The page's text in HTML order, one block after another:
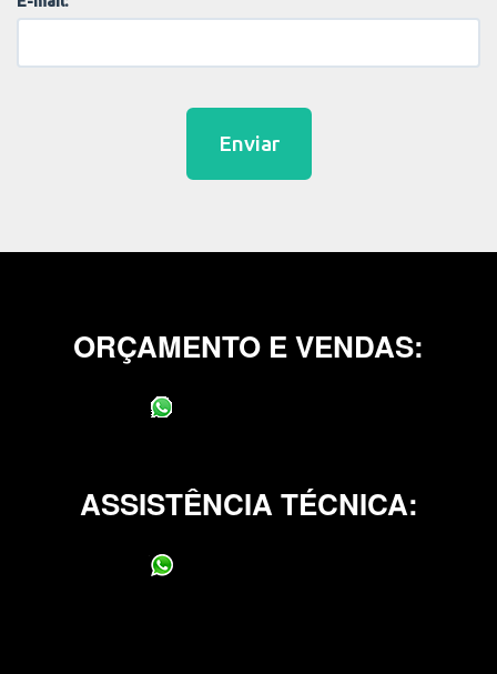
Enviar
ORÇAMENTO E VENDAS:
ASSISTÊNCIA TÉCNICA: